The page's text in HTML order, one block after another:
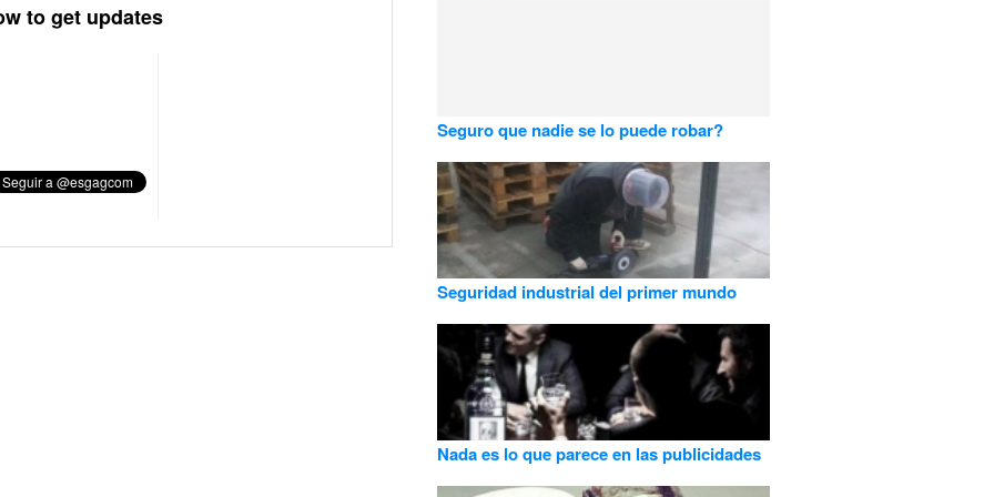
to get updates
Seguro que nadie se lo puede robar?
Seguridad industrial del primer mundo
Nada es lo que parece en las publicidades